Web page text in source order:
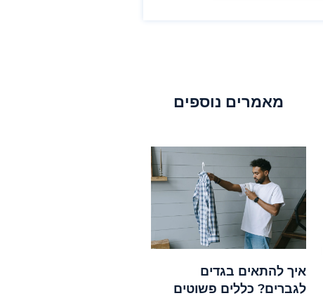
מאמרים נוספים
איך להתאים בגדים
לגברים? כללים פשוטים